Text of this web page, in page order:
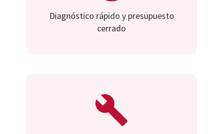
Diagnóstico rápido y presupuesto
cerrado